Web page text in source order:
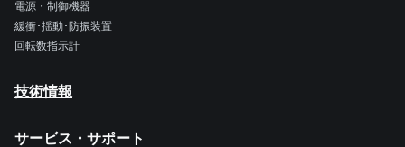
電源・制御機器
緩衝･揺動･防振装置
回転数指示計
技術情報
サービス・サポート